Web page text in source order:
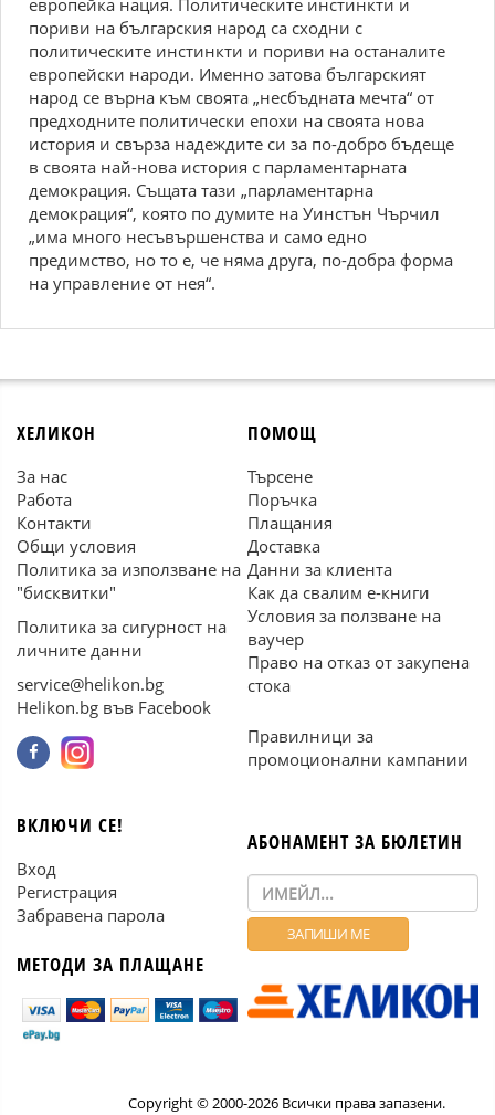
европейка нация. Политическите инстинкти и
пориви на българския народ са сходни с
политическите инстинкти и пориви на останалите
европейски народи. Именно затова българският
народ се върна към своята „несбъдната мечта“ от
предходните политически епохи на своята нова
история и свърза надеждите си за по-добро бъдеще
в своята най-нова история с парламентарната
демокрация. Същата тази „парламентарна
демокрация“, която по думите на Уинстън Чърчил
„има много несъвършенства и само едно
предимство, но то е, че няма друга, по-добра форма
на управление от нея“.
ХЕЛИКОН
За нас
Работа
Контакти
Общи условия
Политика за използване на
"бисквитки"
Политика за сигурност на
личните данни
service@helikon.bg
Helikon.bg във Facebook
ПОМОЩ
Търсене
Поръчка
Плащания
Доставка
Данни за клиента
Как да свалим е-книги
Условия за ползване на
ваучер
Право на отказ от закупена
стока
Правилници за
промоционални кампании
ВКЛЮЧИ СЕ!
Вход
Регистрация
Забравена парола
МЕТОДИ ЗА ПЛАЩАНЕ
АБОНАМЕНТ ЗА БЮЛЕТИН
Copyright © 2000-2026 Всички права запазени.